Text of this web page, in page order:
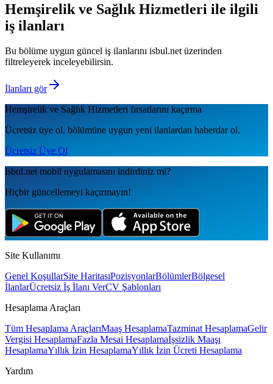
Hemşirelik ve Sağlık Hizmetleri ile ilgili
iş ilanları
Bu bölüme uygun güncel iş ilanlarını isbul.net üzerinden
filtreleyerek inceleyebilirsin.
İlanları gör
Hemşirelik ve Sağlık Hizmetleri fırsatlarını kaçırma
Ücretsiz üye ol, bölümüne uygun yeni ilanlardan haberdar ol.
Ücretsiz Üye Ol
isbul.netmobil uygulamаsını indirdiniz mi?
Hiçbir güncellemeyi kaçırmayın!
Site Kullanımı
Genel KoşullarSite HaritasıPozisyonlarBölümlerBölgesel
İlanlarÜcretsiz İş İlanı VerCV Şablonları
Hesaplama Araçları
Tüm Hesaplama AraçlarıMaaş HesaplamaTazminat HesaplamaGelir
Vergisi HesaplamaFazla Mesai Hesaplamaİşsizlik Maaşı
HesaplamaYıllık İzin HesaplamaYıllık İzin Ücreti Hesaplama
Yardım